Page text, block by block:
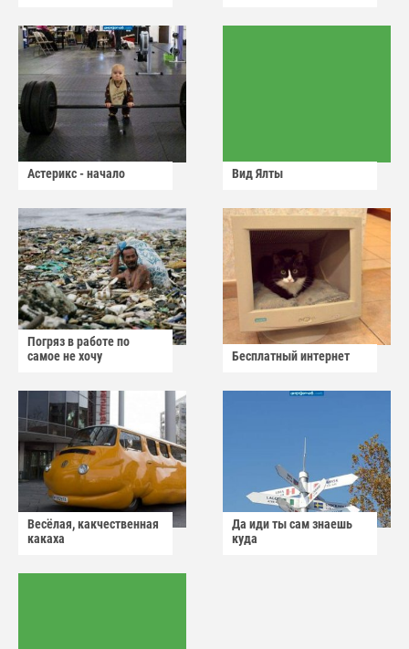
Астерикс - начало Вид Ялты
Погряз в работе по
самое не хочу
Бесплатный интернет
Весёлая, какчественная
какаха
Да иди ты сам знаешь
куда